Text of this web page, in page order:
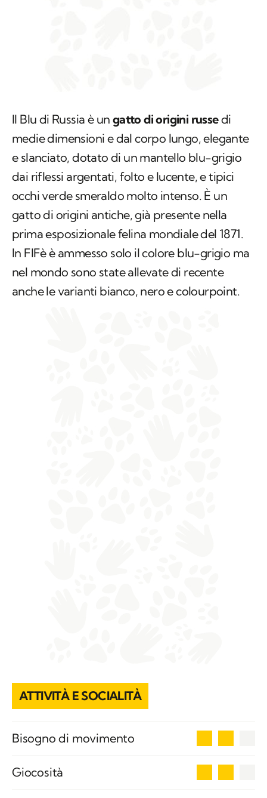
Il Blu di Russia è un gatto di origini russedi
medie dimensioni e dal corpo lungo, elegante
e slanciato, dotato di un mantello blu-grigio
dai riflessi argentati, folto e lucente, e tipici
occhi verde smeraldo molto intenso. È un
gatto di origini antiche, già presente nella
prima esposizionale felina mondiale del 1871.
In FIFè è ammesso solo il colore blu-grigio ma
nel mondo sono state allevate di recente
anche le varianti bianco, nero e colourpoint.
ATTIVITÀ E SOCIALITÀ
Bisogno di movimento
Giocosità